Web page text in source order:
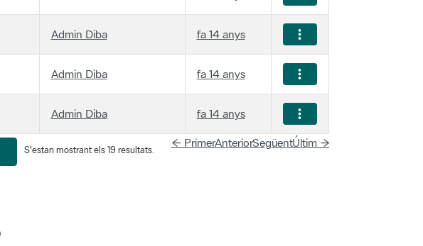
Admin Diba fa 14 anys
Admin Diba fa 14 anys
Admin Diba fa 14 anys
S'estan mostrant els 19 resultats.
SegüentÚltim →